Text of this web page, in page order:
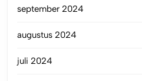
september 2024
augustus 2024
juli 2024